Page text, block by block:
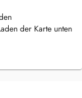
der Karte unten